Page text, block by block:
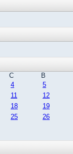
С
В
4
5
11
12
18
19
25
26